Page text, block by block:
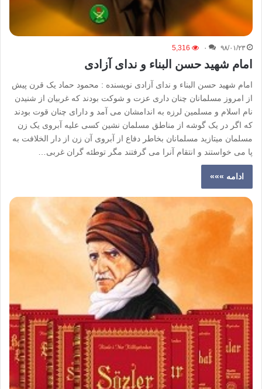
۹۸/۰۱/۲۳ ۰ 5,316
امام شهید حسن البناء و ندای آزادی
امام شهید حسن البناء و ندای آزادی نویسنده : محمود حماد یک قرن پیش
از امروز مسلمانان چنان داری عزت و شوکت بودند که غربیان از شنیدن
نام اسلام و مسلمین لرزه به اندامشان می آمد و دارای چنان قوت بودند
که اگر در یک گوشه از مناطق مسلمان نشین کسی علیه آبروی یک زن
مسلمان میتازید مسلمانان بخاطر دفاع از آبروی آن زن از دار الخلافت به
پا می خواستند و انتقام آنرا می گرفتند مگر توطئه گران غربی…
ادامه »»»